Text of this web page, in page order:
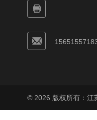
© 2026 版权所有：江